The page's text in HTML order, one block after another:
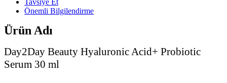
Önemli Bilgilendirme
Ürün Adı
Day2Day Beauty Hyaluronic Acid+ Probiotic
Serum 30 ml